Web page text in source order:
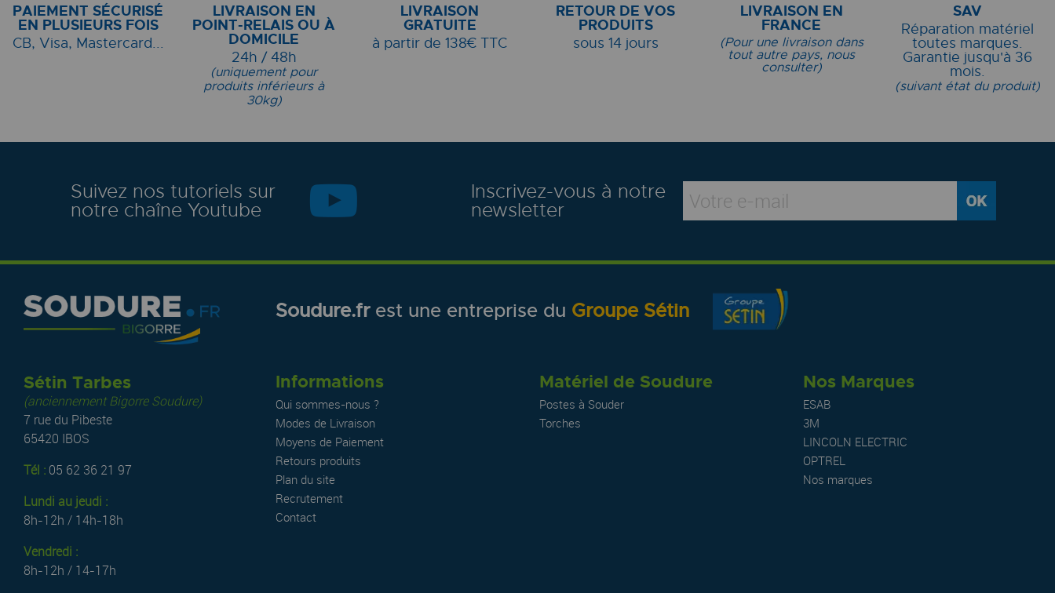
PAIEMENT SÉCURISÉ
EN PLUSIEURS FOIS
CB, Visa, Mastercard...
LIVRAISON EN
POINT-RELAIS OU À
DOMICILE
24h / 48h
(uniquement pour
produits inférieurs à
30kg)
LIVRAISON
GRATUITE
à partir de 138€ TTC
RETOUR DE VOS
PRODUITS
sous 14 jours
LIVRAISON EN
FRANCE
(Pour une livraison dans
tout autre pays, nous
consulter)
SAV
Réparation matériel
toutes marques.
Garantie jusqu'à 36
mois.
(suivant état du produit)
Suivez nos tutoriels sur
notre chaîne Youtube
Inscrivez-vous à notre
newsletter
Soudure.frest une entreprise du Groupe Sétin
Sétin Tarbes
(anciennement Bigorre Soudure)
7 rue du Pibeste
65420 IBOS
Tél : 05 62 36 21 97
Lundi au jeudi :
8h-12h / 14h-18h
Vendredi :
8h-12h / 14-17h
Informations
Qui sommes-nous ?
Modes de Livraison
Moyens de Paiement
Retours produits
Plan du site
Recrutement
Contact
Matériel de Soudure
Postes à Souder
Torches
Nos Marques
ESAB
3M
LINCOLN ELECTRIC
OPTREL
Nos marques